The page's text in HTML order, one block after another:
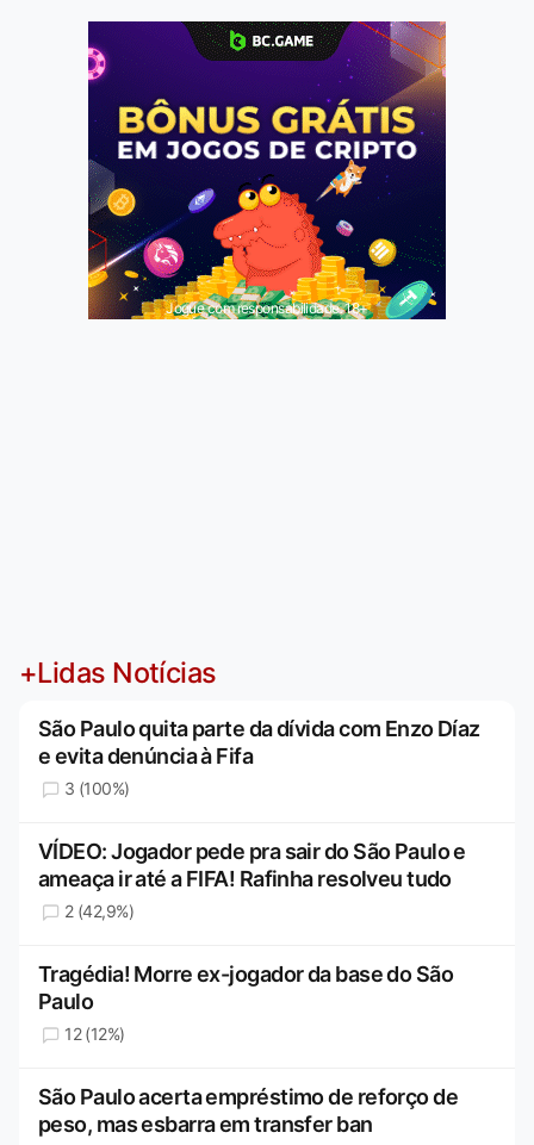
Jogue com responsabilidade. 18+
+Lidas Notícias
São Paulo quita parte da dívida com Enzo Díaz
e evita denúncia à Fifa
3 (100%)
VÍDEO: Jogador pede pra sair do São Paulo e
ameaça ir até a FIFA! Rafinha resolveu tudo
2 (42,9%)
Tragédia! Morre ex-jogador da base do São
Paulo
12 (12%)
São Paulo acerta empréstimo de reforço de
peso, mas esbarra em transfer ban